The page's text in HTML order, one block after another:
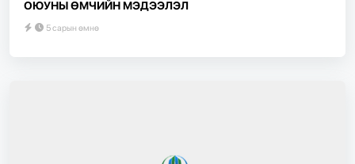
ОЮУНЫ ӨМЧИЙН МЭДЭЭЛЭЛ
5 сарын өмнө